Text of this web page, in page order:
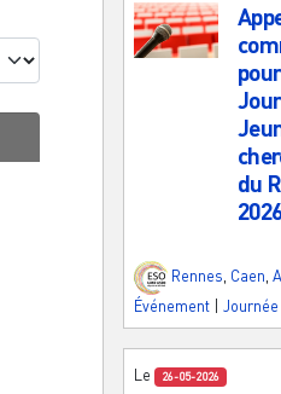
du
Rennes, Caen,
Événement
Le 26-05-2026